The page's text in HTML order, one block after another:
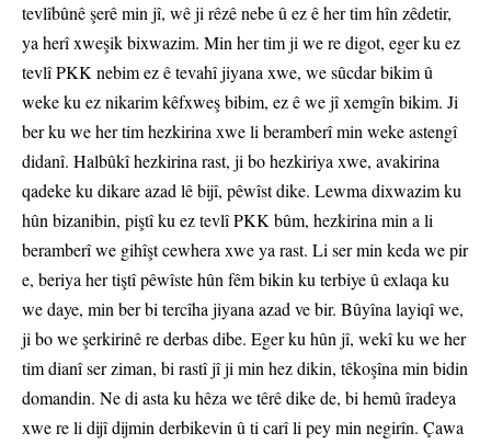
tevlîbûnê şerê min jî, wê ji rêzê nebe û ez ê her tim hîn zêdetir,
ya herî xweşik bixwazim. Min her tim ji we re digot, eger ku ez
tevlî PKK nebim ez ê tevahî jiyana xwe, we sûcdar bikim û
weke ku ez nikarim kêfxweş bibim, ez ê we jî xemgîn bikim. Ji
ber ku we her tim hezkirina xwe li beramberî min weke astengî
didanî. Halbûkî hezkirina rast, ji bo hezkiriya xwe, avakirina
qadeke ku dikare azad lê bijî, pêwîst dike. Lewma dixwazim ku
hûn bizanibin, piştî ku ez tevlî PKK bûm, hezkirina min a li
beramberî we gihîşt cewhera xwe ya rast. Li ser min keda we pir
e, beriya her tiştî pêwîste hûn fêm bikin ku terbiye û exlaqa ku
we daye, min ber bi tercîha jiyana azad ve bir. Bûyîna layiqî we,
ji bo we şerkirinê re derbas dibe. Eger ku hûn jî, wekî ku we her
tim dianî ser ziman, bi rastî jî ji min hez dikin, têkoşîna min bidin
domandin. Ne di asta ku hêza we têrê dike de, bi hemû îradeya
xwe re li dijî dijmin derbikevin û ti carî li pey min negirîn. Çawa